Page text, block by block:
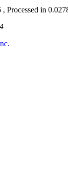
, Processed in